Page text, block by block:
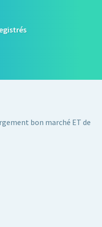
bon marché ET de